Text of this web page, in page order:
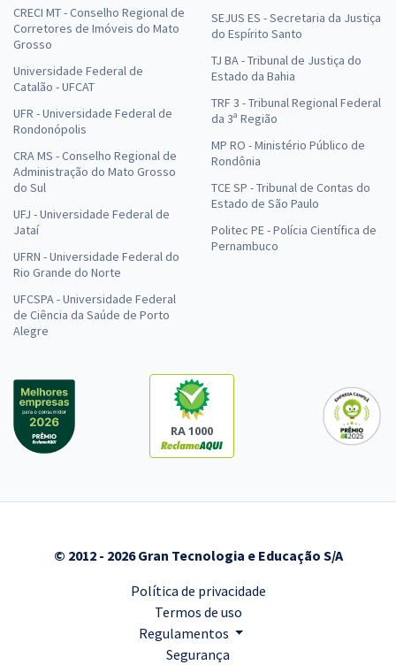
CRECI MT - Conselho Regional de
Corretores de Imóveis do Mato
Grosso
Universidade Federal de
Catalão - UFCAT
UFR - Universidade Federal de
Rondonópolis
CRA MS - Conselho Regional de
Administração do Mato Grosso
do Sul
UFJ - Universidade Federal de
Jataí
UFRN - Universidade Federal do
Rio Grande do Norte
UFCSPA - Universidade Federal
de Ciência da Saúde de Porto
Alegre
SEJUS ES - Secretaria da Justiça
do Espírito Santo
TJ BA - Tribunal de Justiça do
Estado da Bahia
TRF 3 - Tribunal Regional Federal
da 3ª Região
MP RO - Ministério Público de
Rondônia
TCE SP - Tribunal de Contas do
Estado de São Paulo
Politec PE - Polícia Científica de
Pernambuco
RA 1000
© 2012 - 2026 Gran Tecnologia e Educação S/A
Política de privacidade
Termos de uso
Regulamentos
Segurança